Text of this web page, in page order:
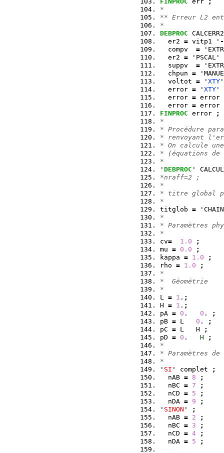
*
** Erreur L2
*
DEBPROC
  er2
= vitp1 ' -
  compv
=
  er2
= 'PSCAL'
  suppv
=
  chpun
=
  voltot
= ' XTY
  error
= ' XTY '
  error
= error
  error
= error
FINPROC error
;
*
* Procédure
* renvoyant
* On calcule
* (équations
*
' DEBPROC '
*nraff=2 ;
*
* titre global
*
titglob =
*
* Paramètres
*
cv= 1.0
;
mu = 0.0
;
kappa = 1.0
;
rho = 1.0
;
*
*  Géométrie
*
L = 1 . ;
H = 1 . ;
pA = 0 . 0 .
;
pB = L 0 .
;
pC = L   H
;
pD = 0 . H
;
*
* Paramètres
*
' SI ' complet
;
  nAB
= 8
;
  nBC
= 7
;
  nCD
= 5
;
  nDA
= 9
;
' SINON '
;
  nAB
= 2
;
  nBC
= 3
;
  nCD
= 4
;
  nDA
= 5 ;